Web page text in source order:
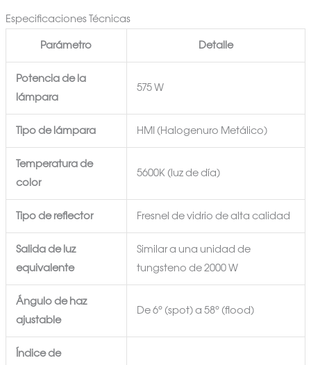
Especificaciones Técnicas
Parámetro
Detalle
Potencia de la
lámpara
575 W
Tipo de lámpara HMI (Halogenuro Metálico)
Temperatura de
color
5600K (luz de día)
Tipo de reflector Fresnel de vidrio de alta calidad
Salida de luz
equivalente
Similar a una unidad de
tungsteno de 2000 W
Ángulo de haz
ajustable
De 6° (spot) a 58° (flood)
Índice de